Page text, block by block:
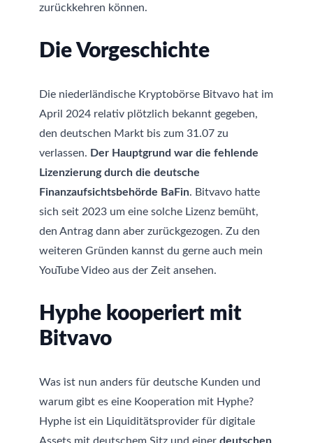
zurückkehren können.
Die Vorgeschichte
Die niederländische Kryptobörse Bitvavo hat im
April 2024 relativ plötzlich bekannt gegeben,
den deutschen Markt bis zum 31.07 zu
verlassen. Der Hauptgrund war die fehlende
Lizenzierung durch die deutsche
Finanzaufsichtsbehörde BaFin. Bitvavo hatte
sich seit 2023 um eine solche Lizenz bemüht,
den Antrag dann aber zurückgezogen. Zu den
weiteren Gründen kannst du gerne auch mein
YouTube Video aus der Zeit ansehen.
Hyphe kooperiert mit
Bitvavo
Was ist nun anders für deutsche Kunden und
warum gibt es eine Kooperation mit Hyphe?
Hyphe ist ein Liquiditätsprovider für digitale